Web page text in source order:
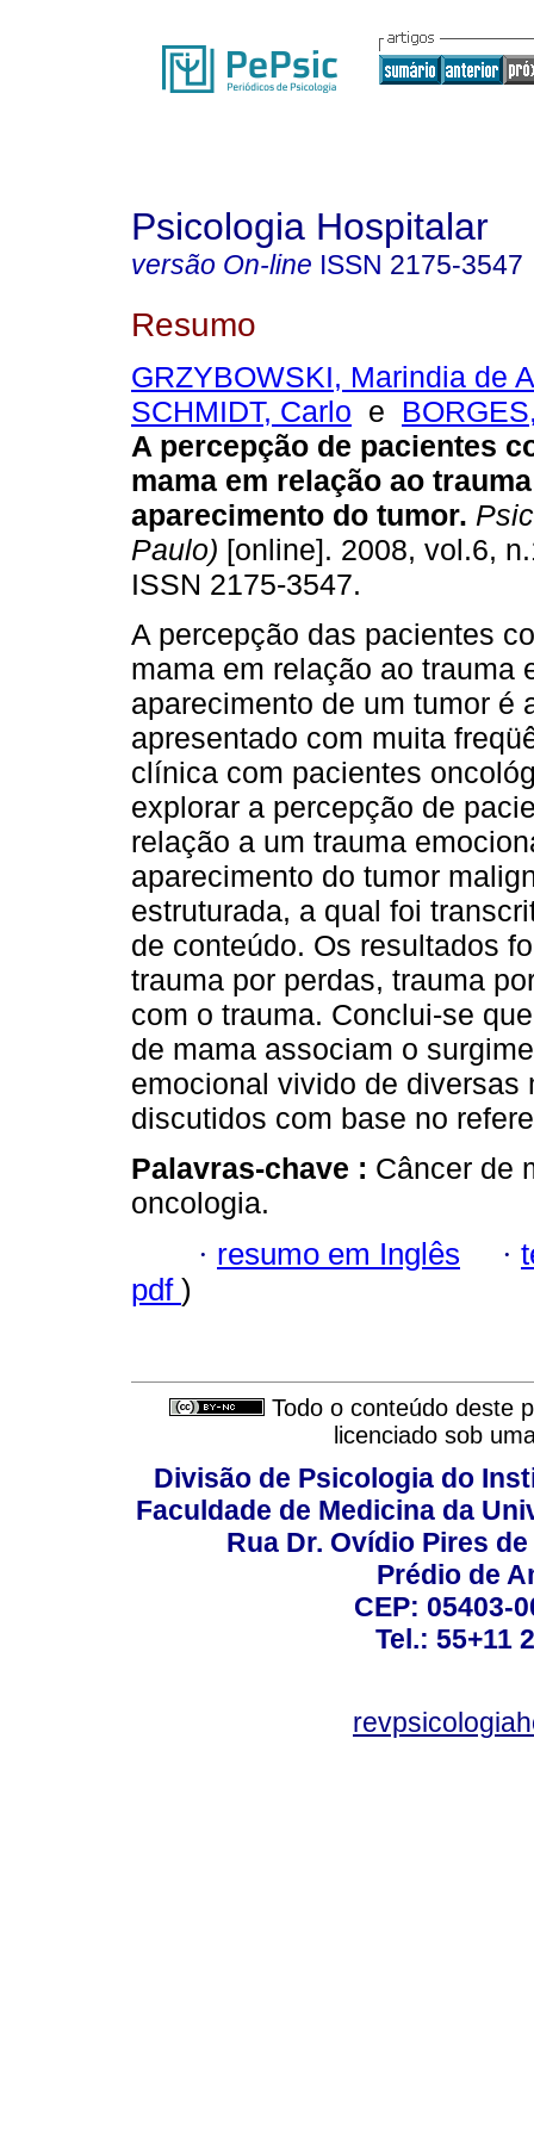
Psicologia Hospitalar
versão On-line ISSN 2175-3547
Resumo
GRZYBOWSKI, Marindia de
SCHMIDT, Carlo e
A percepção de pacientes
mama em relação ao
aparecimento do tumor.
Paulo) [online]. 2008, vol.6,
ISSN 2175-3547.
A percepção das pacientes
mama em relação ao trauma
aparecimento de um tumor é
apresentado com muita
clínica com pacientes
explorar a percepção de
relação a um trauma
aparecimento do tumor
estruturada, a qual foi
de conteúdo. Os resultados
trauma por perdas, trauma
com o trauma. Conclui-se
de mama associam o
emocional vivido de diversas
discutidos com base no
Palavras-chave : Câncer de
oncologia.
· resumo em Inglês ·
pdf )
Todo o conteúdo deste
licenciado sob
Divisão de Psicologia do
Faculdade de Medicina da
Rua Dr. Ovídio Pires
Prédio de
CEP: 05403-
Tel.: 55+11